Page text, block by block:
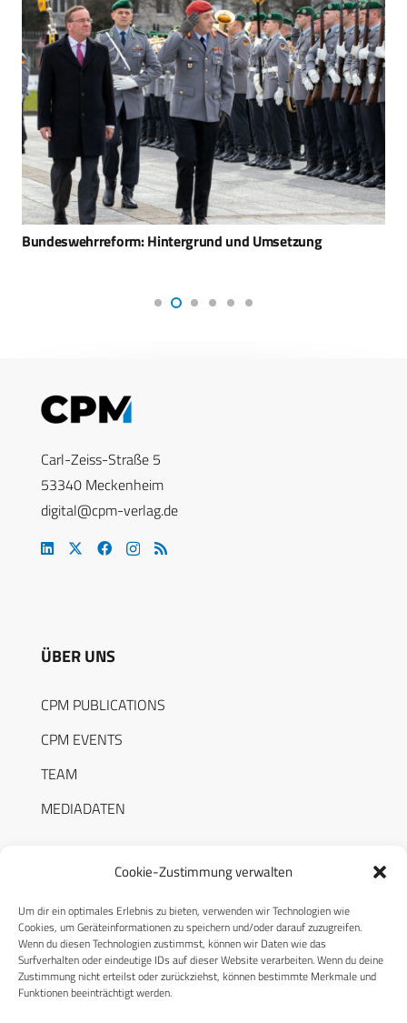
Cookie-Zustimmung verwalten
Um dir ein optimales Erlebnis zu bieten, verwenden wir Technologien wie
Cookies, um Geräteinformationen zu speichern und/oder darauf zuzugreifen.
Wenn du diesen Technologien zustimmst, können wir Daten wie das
Surfverhalten oder eindeutige IDs auf dieser Website verarbeiten. Wenn du deine
Zustimmung nicht erteilst oder zurückziehst, können bestimmte Merkmale und
Funktionen beeinträchtigt werden.
Bundeswehrreform: Hintergrund und Umsetzung
Carl-Zeiss-Straße 5
53340 Meckenheim
digital@cpm-verlag.de
ÜBER UNS
CPM PUBLICATIONS
CPM EVENTS
TEAM
MEDIADATEN
RECHTLICHES
Datenschutzerklärung
Cookie-Richtlinie (EU)